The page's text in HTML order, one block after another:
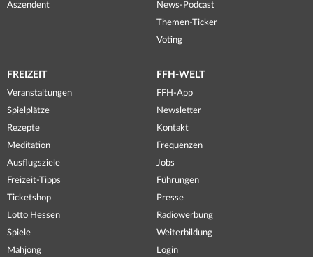
Aszendent
News-Podcast
Themen-Ticker
Voting
FREIZEIT
Veranstaltungen
Spielplätze
Rezepte
Meditation
Ausflugsziele
Freizeit-Tipps
Ticketshop
Lotto Hessen
Spiele
Mahjong
FFH-WELT
FFH-App
Newsletter
Kontakt
Frequenzen
Jobs
Führungen
Presse
Radiowerbung
Weiterbildung
Login